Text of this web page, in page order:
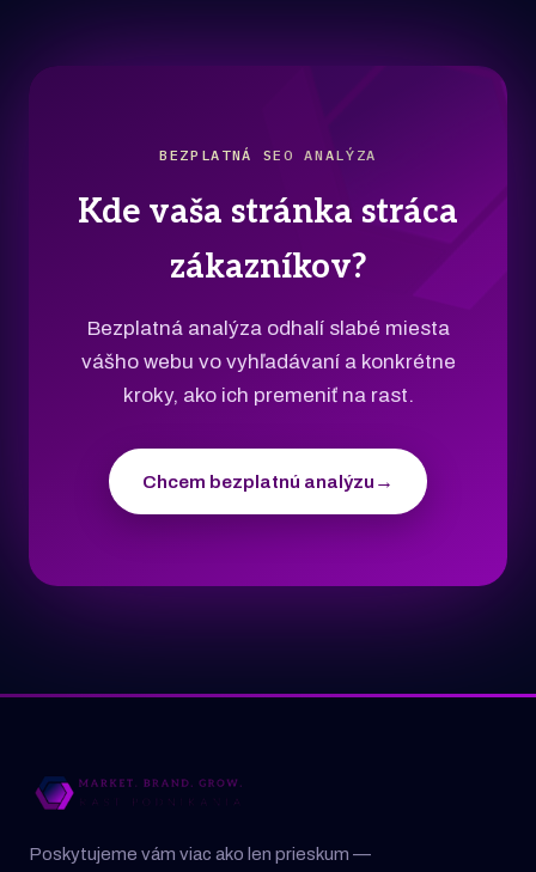
BEZPLATNÁ SEO ANALÝZA
Kde vaša stránka stráca
zákazníkov?
Bezplatná analýza odhalí slabé miesta
vášho webu vo vyhľadávaní a konkrétne
kroky, ako ich premeniť na rast.
Chcem bezplatnú analýzu →
Poskytujeme vám viac ako len prieskum —